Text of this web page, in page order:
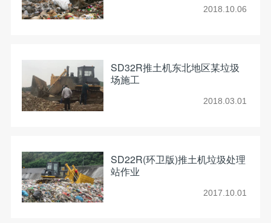
2018.10.06
SD32R推土机东北地区某垃圾
场施工
2018.03.01
SD22R(环卫版)推土机垃圾处理
站作业
2017.10.01